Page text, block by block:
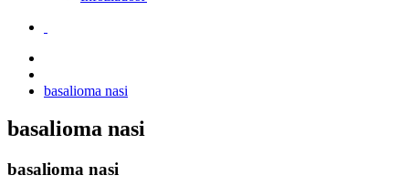
basalioma nasi
basalioma nasi
basalioma nasi